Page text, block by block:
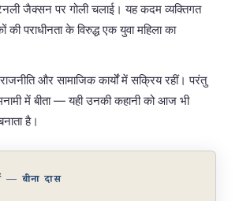
जैक्सन पर गोली चलाई। यह कदम व्यक्तिगत
की पराधीनता के विरुद्ध एक युवा महिला का
और सामाजिक कार्यों में सक्रिय रहीं। परंतु
में बीता — यही उनकी कहानी को आज भी
है।
बीना दास